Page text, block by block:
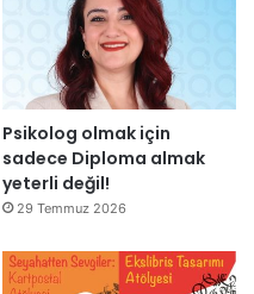
Psikolog olmak için
sadece Diploma almak
yeterli değil!
29 Temmuz 2026